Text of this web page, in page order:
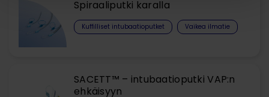
Spiraaliputki karalla
Kuffilliset intubaatioputket Vaikea ilmatie
SACETT™ – intubaatioputki VAP:n
ehkäisyyn